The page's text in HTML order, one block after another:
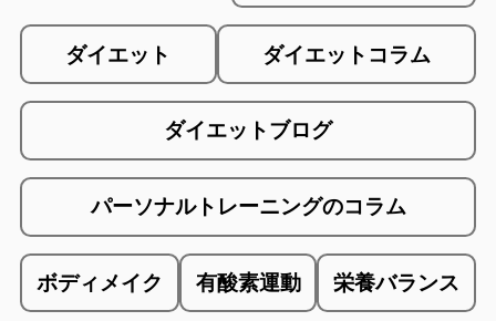
ダイエット ダイエットコラム
ダイエットブログ
パーソナルトレーニングのコラム
ボディメイク 有酸素運動 栄養バランス